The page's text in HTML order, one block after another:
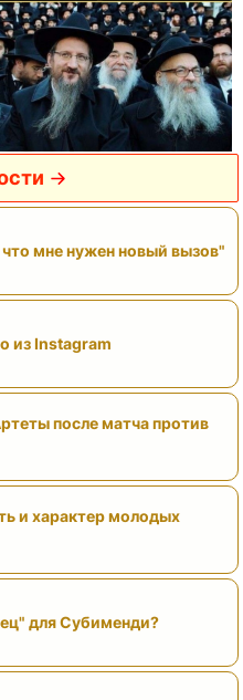
мне нужен новый вызов"
из Instagram
после матча против
и характер молодых
для Субименди?